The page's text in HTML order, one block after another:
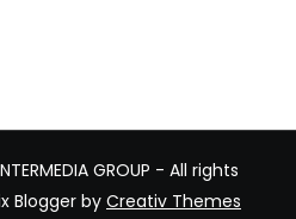
GROUP - All rights
Blogger by Creativ Themes